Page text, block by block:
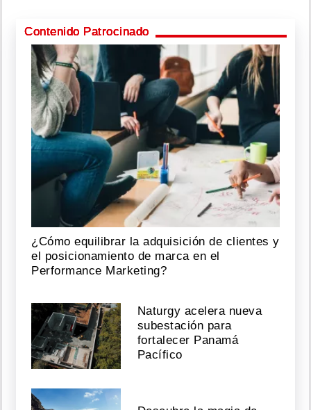
Contenido Patrocinado
¿Cómo equilibrar la adquisición de clientes y
el posicionamiento de marca en el
Performance Marketing?
Naturgy acelera nueva
subestación para
fortalecer Panamá
Pacífico